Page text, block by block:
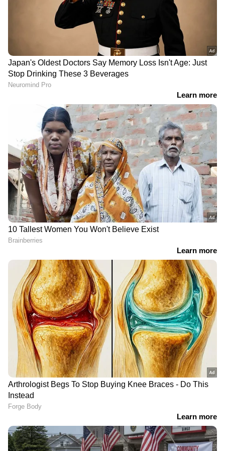
ബ്രൈറ്റ്‌നെസ്, 326 പിപിഐ പിക്‌സൽ
ഡെൻസിറ്റി എന്നിവ ഇതിന്റെ പ്രത്യേകതയാണ്.
ഏറ്റവും പുതിയ
മലയാളത്തിൽ അറിയാൻ ഏഷ്യാനെറ്റ് ന്യൂസ്
മലയാളം ഒപ്പമിരിക്കുക.Mobile Reviews in
Malayalam, AI പോലുള്ള പുതുപുത്തൻ
സാങ്കേതിക നവീകരണങ്ങൾ തുടങ്ങി ടെക്
ലോകത്തിലെ എല്ലാ പ്രധാന അപ്‌ഡേറ്റുകളും
അറിയാൻAsianet News Malayalam
RECOMMENDED STORIES